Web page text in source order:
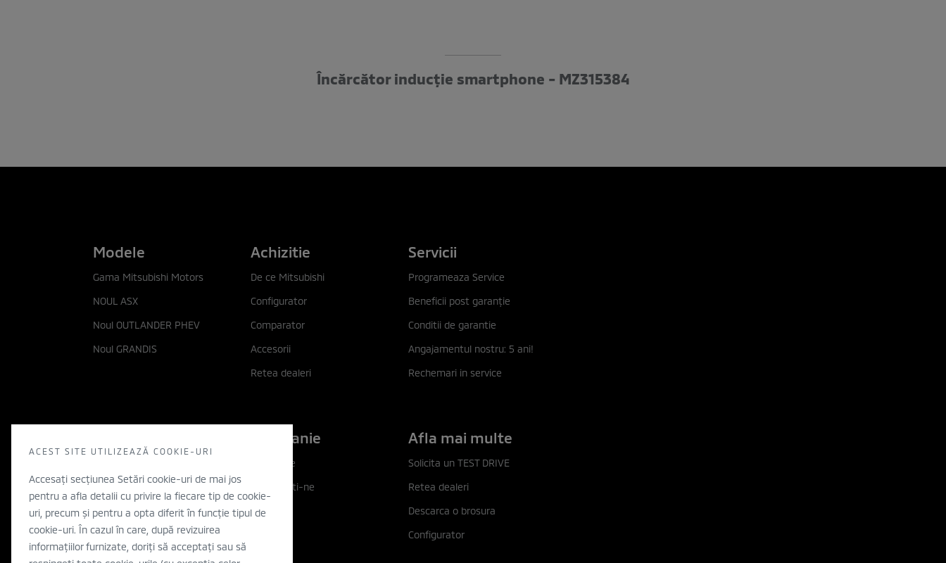
Încărcător inducție smartphone - MZ315384
Modele
Gama Mitsubishi Motors
NOUL ASX
Noul OUTLANDER PHEV
Noul GRANDIS
Achizitie
De ce Mitsubishi
Configurator
Comparator
Accesorii
Retea dealeri
Servicii
Programeaza Service
Beneficii post garanţie
Conditii de garantie
Angajamentul nostru: 5 ani!
Rechemari in service
Filozofia noastra
Inovatie
Electric
Concept cars
Companie
Companie
Contactati-ne
WLTP
Afla mai multe
Solicita un TEST DRIVE
Retea dealeri
Descarca o brosura
Configurator
ACEST SITE UTILIZEAZĂ COOKIE-URI
Accesați secțiunea Setări cookie-uri de mai jos
pentru a afla detalii cu privire la fiecare tip de cookie-
uri, precum și pentru a opta diferit în funcție tipul de
cookie-uri. În cazul în care, după revizuirea
informațiilor furnizate, doriți să acceptați sau să